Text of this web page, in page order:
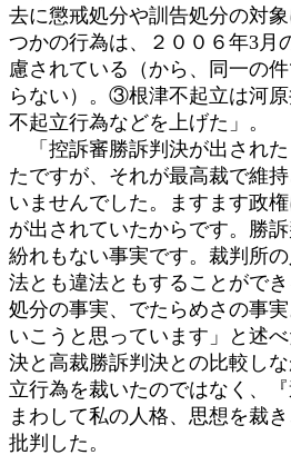
去に懲戒処分や訓告処分の対
つかの行為は、２００６年3月
慮されている（から、同一の
らない）。③根津不起立は河
不起立行為などを上げた」。
「控訴審勝訴判決が出され
たですが、それが最高裁で維
いませんでした。ますます政
が出されていたからです。勝
紛れもない事実です。裁判所
法とも違法ともすることができ
処分の事実、でたらめさの事
いこうと思っています」と述
決と高裁勝訴判決との比較し
立行為を裁いたのではなく、
まわして私の人格、思想を裁
批判した。